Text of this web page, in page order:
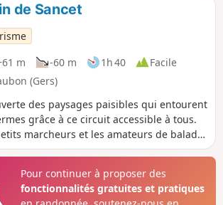
de Sancet
m -60 m 1h 40
Facile
(Gers)
des paysages paisibles qui entourent
grâce à ce circuit accessible à tous.
marcheurs et les amateurs de balades
vous invite à explorer la campagne
préservés et panoramas apaisants, cette
une parenthèse de détente idéale pour
Pour continuer à proposer des
fonctionnalités gratuites et pratiques